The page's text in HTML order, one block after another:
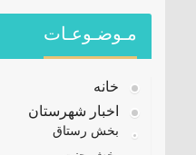
مـوضـوعـات
خانه
اخبار شهرستان
بخش رستاق